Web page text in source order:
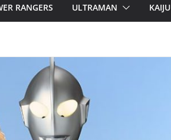
RANGERS ULTRAMAN KAIJU